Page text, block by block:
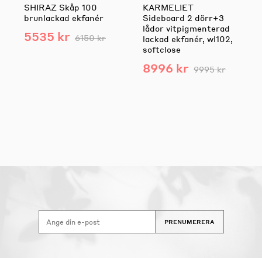
SHIRAZ Skåp 100
brunlackad ekfanér
5535 kr 6150 kr
KARMELIET
Sideboard 2 dörr+3
lådor vitpigmenterad
lackad ekfanér, wl102,
softclose
8996 kr 9995 kr
PRENUMERERA